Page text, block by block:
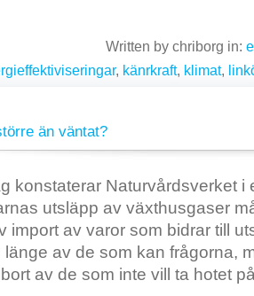
Written by chriborg in:
, känrkraft, klimat,
än väntat?
konstaterar Naturvårdsverket i
utsläpp av växthusgaser
import av varor som bidrar till
länge av de som kan frågorna,
av de som inte vill ta hotet